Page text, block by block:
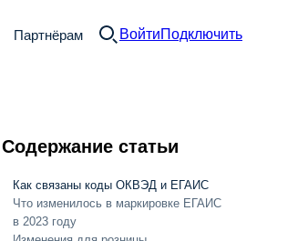
Партнёрам ВойтиПодключить
Содержание статьи
Как связаны коды ОКВЭД и ЕГАИС
Что изменилось в маркировке ЕГАИС
в 2023 году